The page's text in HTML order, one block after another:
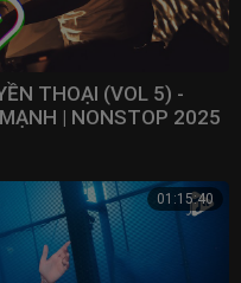
THOẠI (VOL 5) -
| NONSTOP 2025
01:15:40